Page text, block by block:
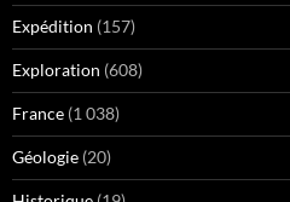
Expédition (157)
Exploration (608)
France (1 038)
Géologie (20)